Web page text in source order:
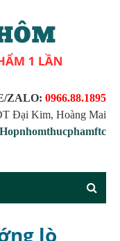
ZALO: 0966.88.1895
Đại Kim, Hoàng Mai
lò